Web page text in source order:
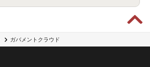
ガバメントクラウド